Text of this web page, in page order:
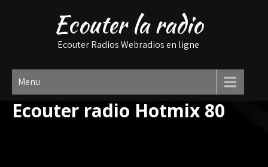
Ecouter la radio
Ecouter Radios Webradios en ligne
Menu
Ecouter radio Hotmix 80